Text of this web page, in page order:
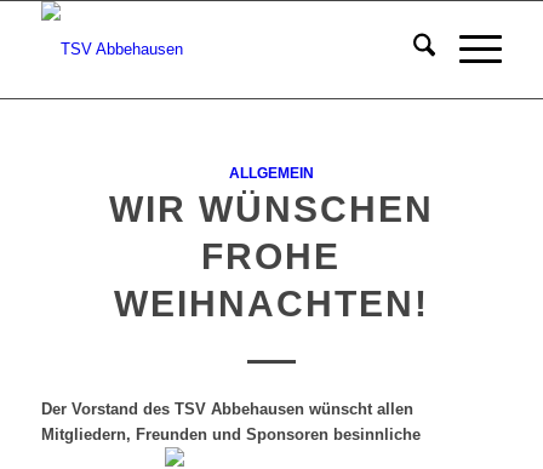
ALLGEMEIN
WIR WÜNSCHEN
FROHE
WEIHNACHTEN!
Der Vorstand des TSV Abbehausen wünscht allen
Mitgliedern, Freunden und Sponsoren besinnliche